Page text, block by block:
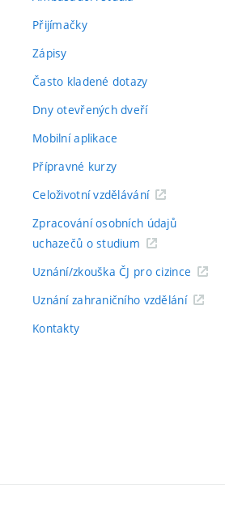
Přijímačky
Zápisy
Často kladené dotazy
Dny otevřených dveří
Mobilní aplikace
Přípravné kurzy
Celoživotní vzdělávání
Zpracování osobních údajů
uchazečů o studium
Uznání/zkouška ČJ pro cizince
Uznání zahraničního vzdělání
Kontakty